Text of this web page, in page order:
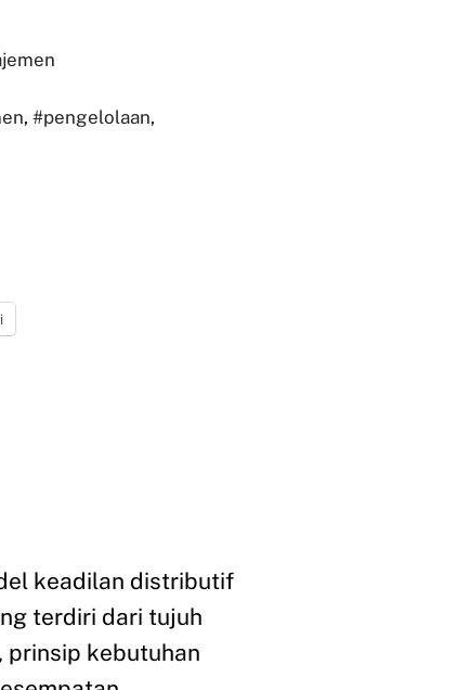
, #pengelolaan,
keadilan distributif
terdiri dari tujuh
prinsip kebutuhan